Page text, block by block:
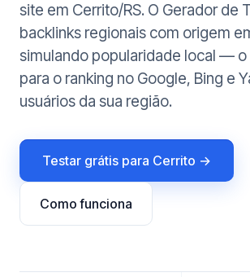
site em Cerrito/RS. O Gerador de
backlinks regionais com origem
simulando popularidade local — o
para o ranking no Google, Bing e
usuários da sua região.
Testar grátis para Cerrito →
Como funciona